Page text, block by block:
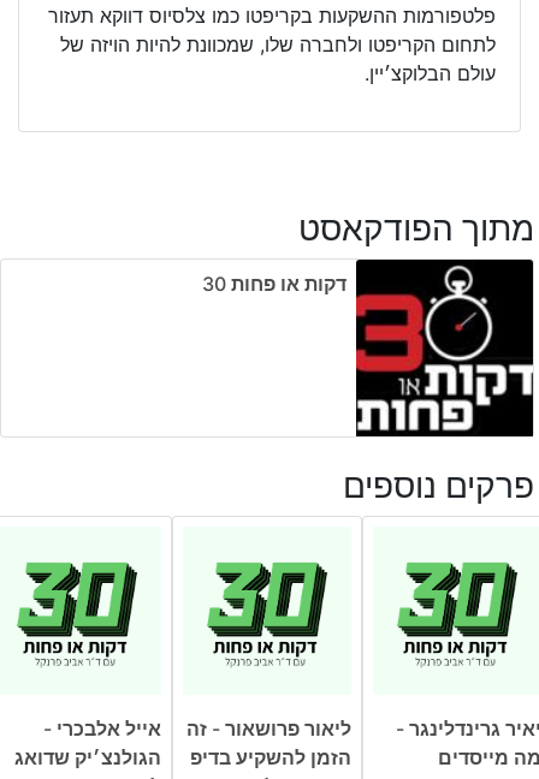
פלטפורמות ההשקעות בקריפטו כמו צלסיוס דווקא תעזור
לתחום הקריפטו ולחברה שלו, שמכוונת להיות הויזה של
עולם הבלוקצ׳יין.
מתוך הפודקאסט
דקות או פחות ‎30
פרקים נוספים
גרינדלינגר -
מייסדים
ליאור פרושאור - זה
הזמן להשקיע בדיפ
אייל אלבכרי -
הגולנצ׳יק שדואג